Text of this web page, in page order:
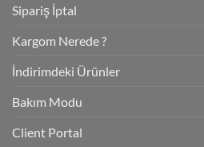
Sipariş İptal
Kargom Nerede ?
İndirimdeki Ürünler
Bakım Modu
Client Portal